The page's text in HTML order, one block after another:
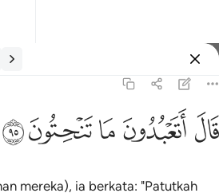
ﲟﲠﲡﲢﲣ
mereka), ia berkata: "Patutkah